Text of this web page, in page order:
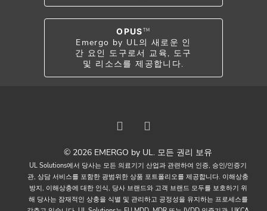
OPUS TM
Emergo by UL의 새로운 인
간 요인 도구로서 교육, 도구
및 리소스를 제공합니다.
© 2026 EMERGO by UL. 모든 권리 보유
UL Solutions에서 당사는 모든 의료기기 산업과 관련하여 인증, 승인/인증기
관, 상담 서비스를 포함한 광범위한 상품 포트폴리오를 제공합니다. 이해상충
방지, 이해상충에 대한 인식, 당사 브랜드와 고객 브랜드 모두를 보호하기 위
해 당사는 잠재적인 상충을 식별 및 관리하고 공정성을 유지하는 프로세스를